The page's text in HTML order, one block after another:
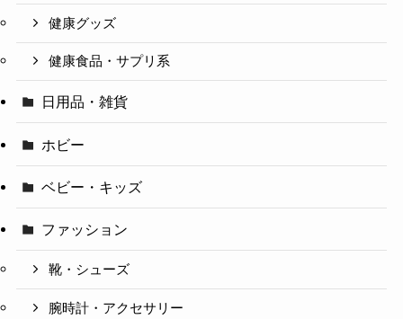
健康グッズ
健康食品・サプリ系
日用品・雑貨
ホビー
ベビー・キッズ
ファッション
靴・シューズ
腕時計・アクセサリー